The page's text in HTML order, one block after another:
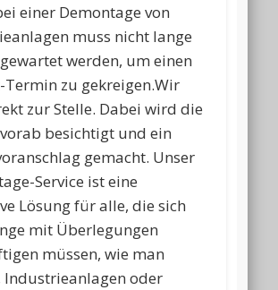
einer Demontage von
muss nicht lange
werden, um einen
Termin zu gekreigen.Wir
zur Stelle. Dabei wird die
besichtigt und ein
gemacht. Unser
Service ist eine
Lösung für alle, die sich
mit Überlegungen
müssen, wie man
Industrieanlagen oder